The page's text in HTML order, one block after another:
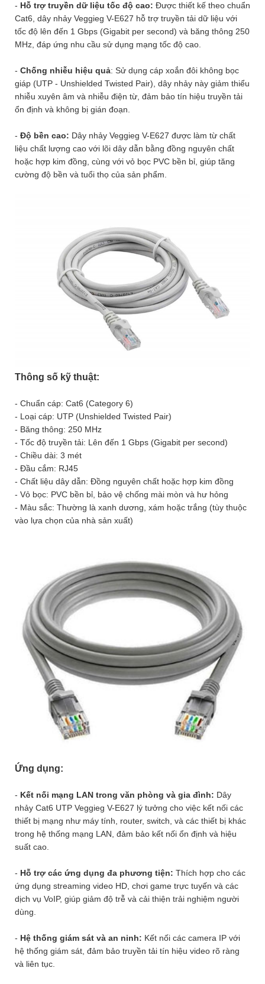
- Hỗ trợ truyền dữ liệu tốc độ cao: Được thiết kế theo chuẩn
Cat6, dây nhảy Veggieg V-E627 hỗ trợ truyền tải dữ liệu với
tốc độ lên đến 1 Gbps (Gigabit per second) và băng thông 250
MHz, đáp ứng nhu cầu sử dụng mạng tốc độ cao.
- Chống nhiễu hiệu quả: Sử dụng cáp xoắn đôi không bọc
giáp (UTP - Unshielded Twisted Pair), dây nhảy này giảm thiểu
nhiễu xuyên âm và nhiễu điện từ, đảm bảo tín hiệu truyền tải
ổn định và không bị gián đoạn.
- Độ bền cao: Dây nhảy Veggieg V-E627 được làm từ chất
liệu chất lượng cao với lõi dây dẫn bằng đồng nguyên chất
hoặc hợp kim đồng, cùng với vỏ bọc PVC bền bỉ, giúp tăng
cường độ bền và tuổi thọ của sản phẩm.
Thông số kỹ thuật:
- Chuẩn cáp: Cat6 (Category 6)
- Loại cáp: UTP (Unshielded Twisted Pair)
- Băng thông: 250 MHz
- Tốc độ truyền tải: Lên đến 1 Gbps (Gigabit per second)
- Chiều dài: 3 mét
- Đầu cắm: RJ45
- Chất liệu dây dẫn: Đồng nguyên chất hoặc hợp kim đồng
- Vỏ bọc: PVC bền bỉ, bảo vệ chống mài mòn và hư hỏng
- Màu sắc: Thường là xanh dương, xám hoặc trắng (tùy thuộc
vào lựa chọn của nhà sản xuất)
Ứng dụng:
- Kết nối mạng LAN trong văn phòng và gia đình: Dây
nhảy Cat6 UTP Veggieg V-E627 lý tưởng cho việc kết nối các
thiết bị mạng như máy tính, router, switch, và các thiết bị khác
trong hệ thống mạng LAN, đảm bảo kết nối ổn định và hiệu
suất cao.
- Hỗ trợ các ứng dụng đa phương tiện: Thích hợp cho các
ứng dụng streaming video HD, chơi game trực tuyến và các
dịch vụ VoIP, giúp giảm độ trễ và cải thiện trải nghiệm người
dùng.
- Hệ thống giám sát và an ninh: Kết nối các camera IP với
hệ thống giám sát, đảm bảo truyền tải tín hiệu video rõ ràng
và liên tục.